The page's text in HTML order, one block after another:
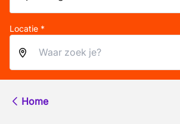
Locatie *
Home